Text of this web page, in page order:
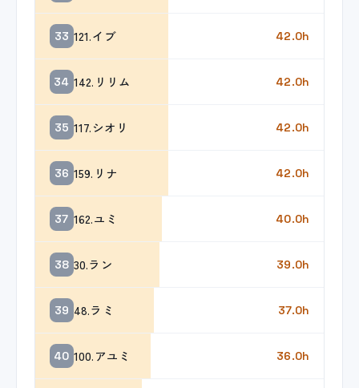
33 121.イブ 42.0h
34 142.リリム 42.0h
35 117.シオリ 42.0h
36 159.リナ 42.0h
37 162.ユミ 40.0h
38 30.ラン 39.0h
39 48.ラミ 37.0h
40 100.アユミ 36.0h